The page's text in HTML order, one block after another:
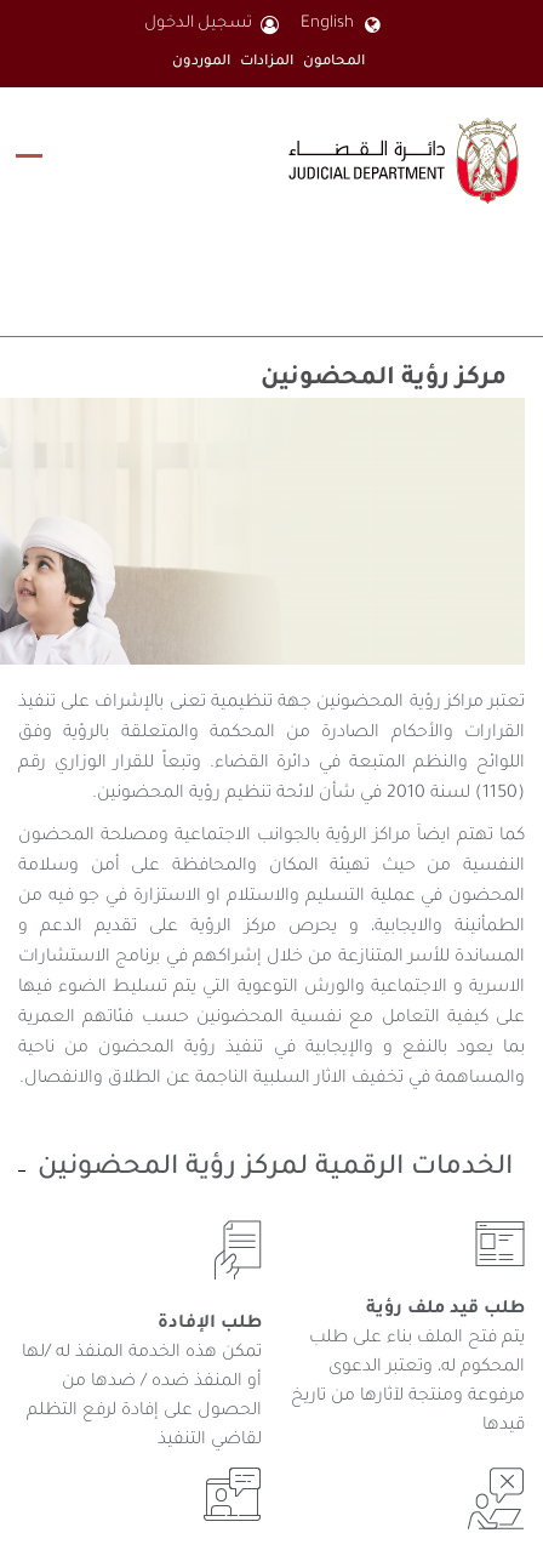
English تسجيل الدخول
المحامون المزادات الموردون
مركز رؤية المحضونين
تعتبر مراكز رؤية المحضونين جهة تنظيمية تعنى بالإشراف على تنفيذ
القرارات والأحكام الصادرة من المحكمة والمتعلقة بالرؤية وفق
اللوائح والنظم المتبعة في دائرة القضاء. وتبعاً للقرار الوزاري رقم
(1150) لسنة 2010 في شأن لائحة تنظيم رؤية المحضونين.​
كما تهتم ايضاَ مراكز الرؤية بالجوانب الاجتماعية ومصلحة المحضون
النفسية من حيث تهيئة المكان والمحافظة على أمن وسلامة
المحضون في عملية التسليم والاستلام او الاستزارة في جو فيه من
الطمأنينة والايجابية، و يحرص مركز الرؤية على تقديم الدعم و
المساندة للأسر المتنازعة من خلال إشراكهم في برنامج الاستشارات
الاسرية و الاجتماعية والورش التوعوية التي يتم تسليط الضوء فيها
على كيفية التعامل مع نفسية المحضونين حسب فئاتهم العمرية
بما يعود بالنفع و والإيجابية في تنفيذ رؤية المحضون من ناحية
والمساهمة في تخفيف الاثار السلبية الناجمة عن الطلاق والانفصال.
الخدمات الرقمية لمركز رؤية المحضونين
طلب قيد ملف رؤية
يتم فتح الملف بناء على طلب
المحكوم له، وتعتبر الدعوى
مرفوعة ومنتجة لآثارها من تاريخ
قيدها
طلب الإفادة
تمكن هذه الخدمة المنفذ له /لها
أو المنفذ ضده / ضدها من
الحصول على إفادة لرفع التظلم
لقاضي التنفيذ